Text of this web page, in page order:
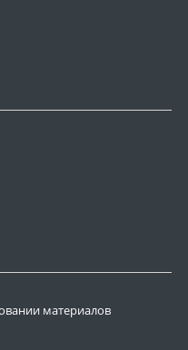
материалов